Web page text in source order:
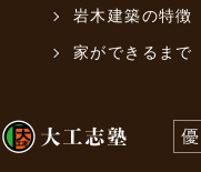
岩木建築の特徴
家ができるまで